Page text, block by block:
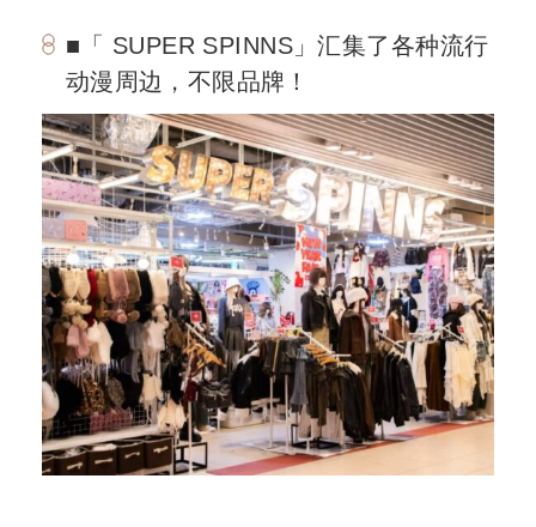
■「 SUPER SPINNS」汇集了各种流行
动漫周边，不限品牌！